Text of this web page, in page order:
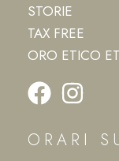
STORIE
TAX FREE
ORO ETICO
ORARI